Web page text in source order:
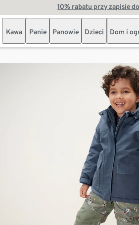
10% rabatu przy zapisie
Kawa Panie Panowie Dzieci Dom i